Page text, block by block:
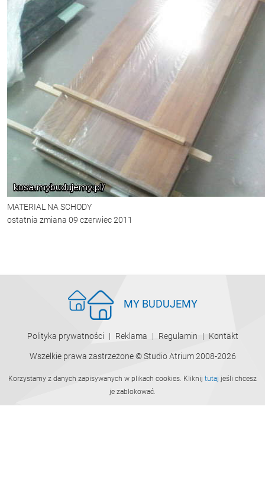
MATERIAL NA SCHODY
ostatnia zmiana 09 czerwiec 2011
MY BUDUJEMY
Polityka prywatności Reklama Regulamin Kontakt
Wszelkie prawa zastrzeżone © Studio Atrium 2008-2026
Korzystamy z danych zapisywanych w plikach cookies. Kliknij tutaj jeśli chcesz
je zablokować.